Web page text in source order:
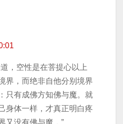
，空性是在菩提心以上
界，而绝非自他分别境界
只有成佛方知佛与魔。就
身体一样，才真正明白疼
又没有佛与魔，”